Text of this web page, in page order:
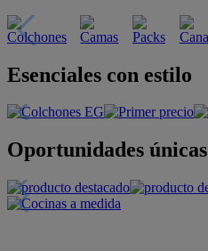
Esenciales con estilo
Oportunidades únicas